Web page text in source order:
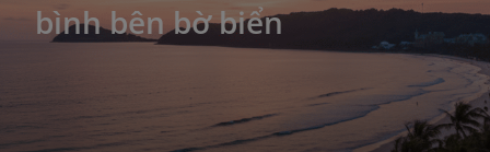
bình bên bờ biển